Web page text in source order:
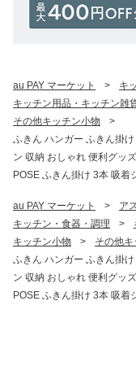
au PAY マーケット > キ
キッチン用品・キッチン雑
その他キッチン小物
>
ふきん ハンガー ふきん掛
ン 収納 おしゃれ 便利グッ
POSE ふきん掛け 3本 吸着
au PAY マーケット > ア
キッチン・食器・調理
>
キッチン小物
> その他
ふきん ハンガー ふきん掛
ン 収納 おしゃれ 便利グッ
POSE ふきん掛け 3本 吸着